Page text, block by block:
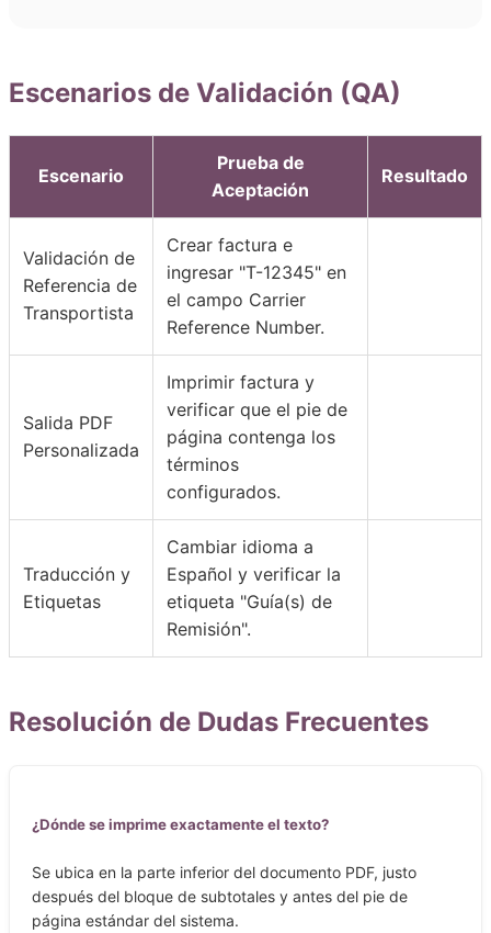
Escenarios de Validación (QA)
Escenario
Prueba de
Aceptación
Resultado
Validación de
Referencia de
Transportista
Crear factura e
ingresar "T-12345" en
el campo Carrier
Reference Number.
Salida PDF
Personalizada
Imprimir factura y
verificar que el pie de
página contenga los
términos
configurados.
Traducción y
Etiquetas
Cambiar idioma a
Español y verificar la
etiqueta "Guía(s) de
Remisión".
Resolución de Dudas Frecuentes
¿Dónde se imprime exactamente el texto?
Se ubica en la parte inferior del documento PDF, justo
después del bloque de subtotales y antes del pie de
página estándar del sistema.